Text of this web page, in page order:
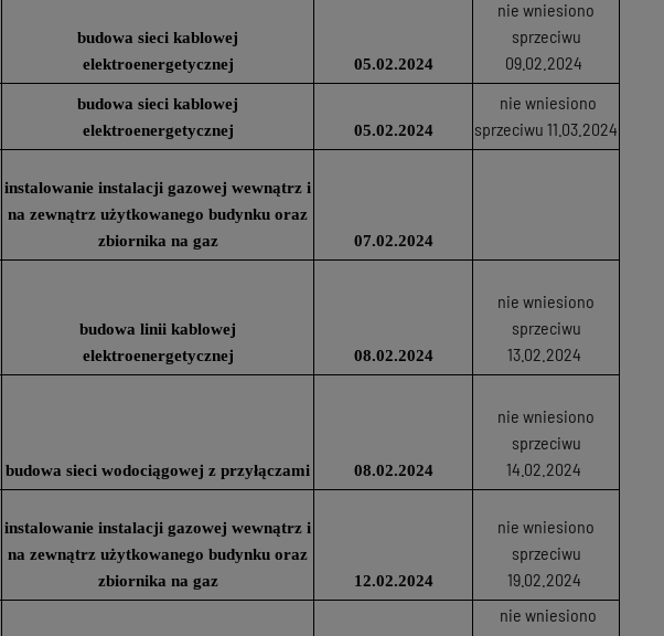
budowa sieci kablowej
elektroenergetycznej
05.02.2024
nie wniesiono
sprzeciwu
09.02.2024
budowa sieci kablowej
elektroenergetycznej
05.02.2024
nie wniesiono
sprzeciwu 11.03.2024
instalowanie instalacji gazowej wewnątrz i
na zewnątrz użytkowanego budynku oraz
zbiornika na gaz
07.02.2024
budowa linii kablowej
elektroenergetycznej
08.02.2024
nie wniesiono
sprzeciwu
13.02.2024
budowa sieci wodociągowej z przyłączami 08.02.2024
nie wniesiono
sprzeciwu
14.02.2024
instalowanie instalacji gazowej wewnątrz i
na zewnątrz użytkowanego budynku oraz
zbiornika na gaz
12.02.2024
nie wniesiono
sprzeciwu
19.02.2024
nie wniesiono